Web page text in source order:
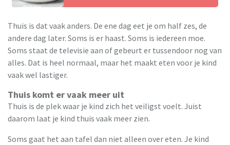
Thuis is dat vaak anders. De ene dag eet je om half zes, de
andere dag later. Soms is er haast. Soms is iedereen moe.
Soms staat de televisie aan of gebeurt er tussendoor nog van
alles. Dat is heel normaal, maar het maakt eten voor je kind
vaak wel lastiger.
Thuis komt er vaak meer uit
Thuis is de plek waar je kind zich het veiligst voelt. Juist
daarom laat je kind thuis vaak meer zien.
Soms gaat het aan tafel dan niet alleen over eten. Je kind